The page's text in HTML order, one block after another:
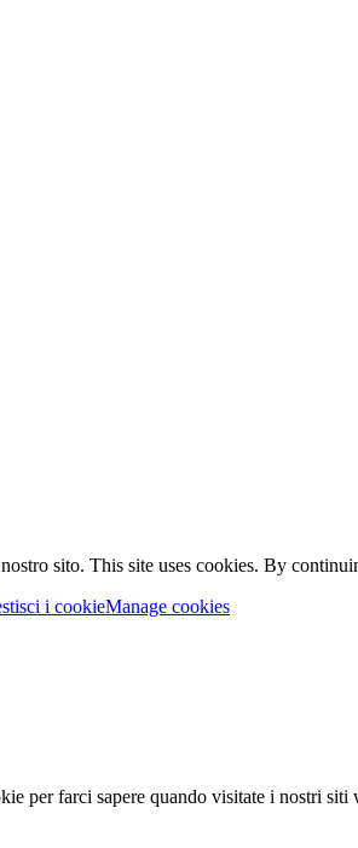
sito. This site uses cookies. By
i cookieManage cookies
farci sapere quando visitate i nostri